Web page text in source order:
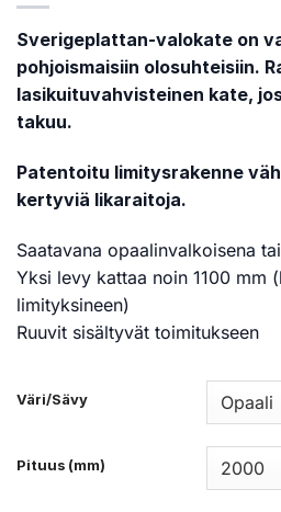
Sverigeplattan-valokate on
pohjoismaisiin olosuhteisiin.
lasikuituvahvisteinen kate,
takuu.
Patentoitu limitysrakenne
kertyviä likaraitoja.
Saatavana opaalinvalkoisena
Yksi levy kattaa noin 1100 mm
limityksineen)
Ruuvit sisältyvät toimitukseen
Väri/Sävy
Pituus (mm)